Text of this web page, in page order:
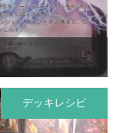
デッキレシピ